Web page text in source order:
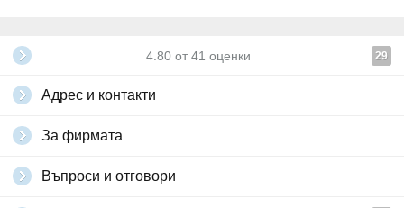
4.80 от 41 оценки 29
Адрес и контакти
За фирмата
Въпроси и отговори